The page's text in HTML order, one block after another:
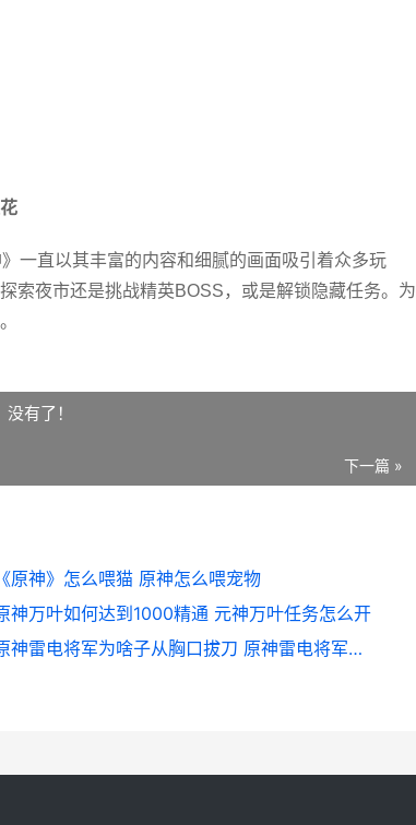
一直以其丰富的内容和细腻的画面吸引着众多玩
索夜市还是挑战精英BOSS，或是解锁隐藏任务。为
没有了！
下一篇 »
《原神》怎么喂猫 原神怎么喂宠物
神万叶如何达到1000精通 元神万叶任务怎么开
原神雷电将军为啥子从胸口拔刀 原神雷电将军为什么杀万叶